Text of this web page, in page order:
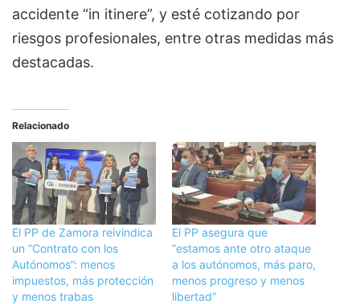
accidente “in itinere”, y esté cotizando por
riesgos profesionales, entre otras medidas más
destacadas.
Relacionado
El PP de Zamora reivindica
un “Contrato con los
Autónomos”: menos
impuestos, más protección
y menos trabas
El PP asegura que
“estamos ante otro ataque
a los autónomos, más paro,
menos progreso y menos
libertad”